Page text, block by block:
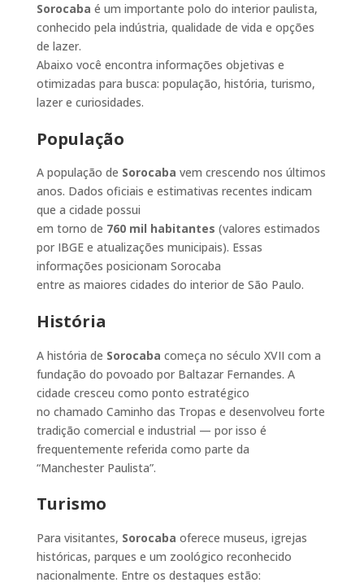
Sorocaba é um importante polo do interior paulista,
conhecido pela indústria, qualidade de vida e opções
de lazer.
Abaixo você encontra informações objetivas e
otimizadas para busca: população, história, turismo,
lazer e curiosidades.
População
A população de Sorocaba vem crescendo nos últimos
anos. Dados oficiais e estimativas recentes indicam
que a cidade possui
em torno de 760 mil habitantes (valores estimados
por IBGE e atualizações municipais). Essas
informações posicionam Sorocaba
entre as maiores cidades do interior de São Paulo.
História
A história de Sorocaba começa no século XVII com a
fundação do povoado por Baltazar Fernandes. A
cidade cresceu como ponto estratégico
no chamado Caminho das Tropas e desenvolveu forte
tradição comercial e industrial — por isso é
frequentemente referida como parte da
“Manchester Paulista”.
Turismo
Para visitantes, Sorocaba oferece museus, igrejas
históricas, parques e um zoológico reconhecido
nacionalmente. Entre os destaques estão: